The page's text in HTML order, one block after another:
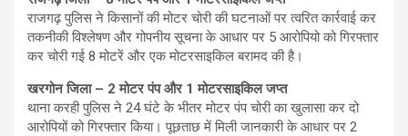
राजगढ़ पुलिस ने किसानों की मोटर चोरी की घटनाओं पर त्वरित कार्रवाई कर
तकनीकी विश्लेषण और गोपनीय सूचना के आधार पर 5 आरोपियो को गिरफ्तार
कर चोरी गई 8 मोटरें और एक मोटरसाइकिल बरामद की है।
खरगोन जिला – 2 मोटर पंप और 1 मोटरसाइकिल जप्त
थाना करही पुलिस ने 24 घंटे के भीतर मोटर पंप चोरी का खुलासा कर दो
आरोपियों को गिरफ्तार किया। पूछताछ में मिली जानकारी के आधार पर 2